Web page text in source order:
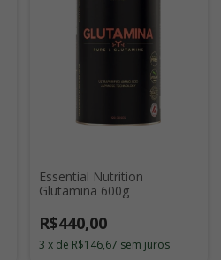
Essential Nutrition
Glutamina 600g
R$440,00
3 x de R$146,67 sem juros